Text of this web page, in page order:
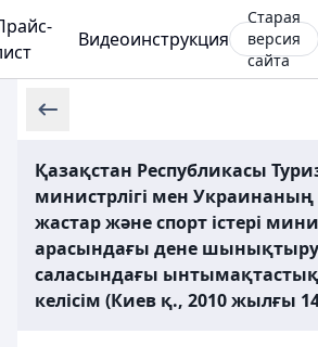
Видеоинструкция
Старая
версия
сайта
Қазақстан Республикасы
министрлігі мен
жастар және спорт істері
арасындағы дене шынықтыру
саласындағы
келісім (Киев қ., 2010 жылғы